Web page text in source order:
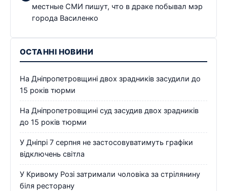
местные СМИ пишут, что в драке побывал мэр
города Василенко
ОСТАННІ НОВИНИ
На Дніпропетровщині двох зрадників засудили до
15 років тюрми
На Дніпропетровщині суд засудив двох зрадників
до 15 років тюрми
У Дніпрі 7 серпня не застосовуватимуть графіки
відключень світла
У Кривому Розі затримали чоловіка за стрілянину
біля ресторану